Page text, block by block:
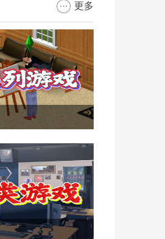
更多